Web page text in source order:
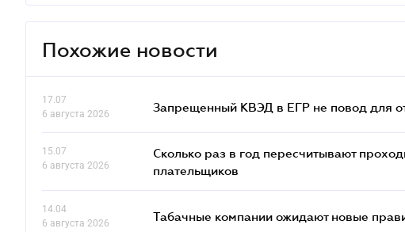
Похожие новости
17.07
6 августа 2026
Запрещенный КВЭД в ЕГР не повод для
15.07
6 августа 2026
Сколько раз в год пересчитывают
плательщиков
14.04
6 августа 2026
Табачные компании ожидают новые